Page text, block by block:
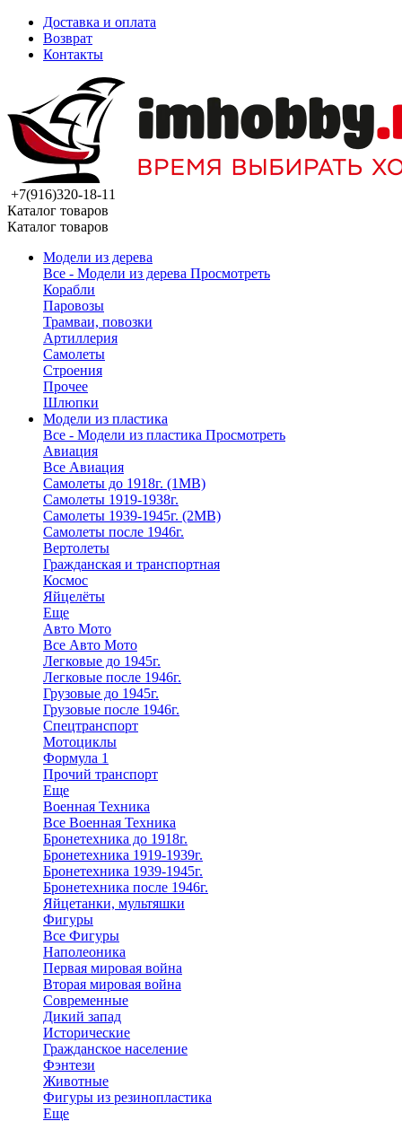
Доставка и оплата
Возврат
Контакты
+7(916)320-18-11
Каталог товаров
Каталог товаров
Модели из дерева
Все - Модели из дерева Просмотреть
Корабли
Паровозы
Трамваи, повозки
Артиллерия
Самолеты
Строения
Прочее
Шлюпки
Модели из пластика
Все - Модели из пластика Просмотреть
Авиация
Все Авиация
Самолеты до 1918г. (1МВ)
Самолеты 1919-1938г.
Самолеты 1939-1945г. (2МВ)
Самолеты после 1946г.
Вертолеты
Гражданская и транспортная
Космос
Яйцелёты
Еще
Авто Мото
Все Авто Мото
Легковые до 1945г.
Легковые после 1946г.
Грузовые до 1945г.
Грузовые после 1946г.
Спецтранспорт
Мотоциклы
Формула 1
Прочий транспорт
Еще
Военная Техника
Все Военная Техника
Бронетехника до 1918г.
Бронетехника 1919-1939г.
Бронетехника 1939-1945г.
Бронетехника после 1946г.
Яйцетанки, мультяшки
Фигуры
Все Фигуры
Наполеоника
Первая мировая война
Вторая мировая война
Современные
Дикий запад
Исторические
Гражданское население
Фэнтези
Животные
Фигуры из резинопластика
Еще